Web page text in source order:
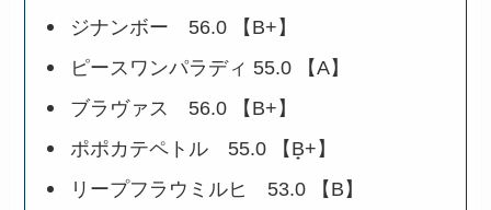
ジナンボー 56.0 【B+】
ピースワンパラディ 55.0 【A】
ブラヴァス 56.0 【B+】
ポポカテペトル 55.0 【B̟+】
リープフラウミルヒ 53.0 【B】